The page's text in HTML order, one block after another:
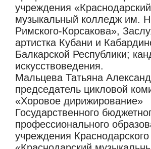
учреждения «Краснодарский
музыкальный колледж им.
Римского-Корсакова»,
артистка Кубани и
Балкарской Республики;
искусствоведения.
Мальцева Татьяна
председатель цикловой
«Хоровое дирижирование»
Государственного
профессионального
учреждения Краснодарского